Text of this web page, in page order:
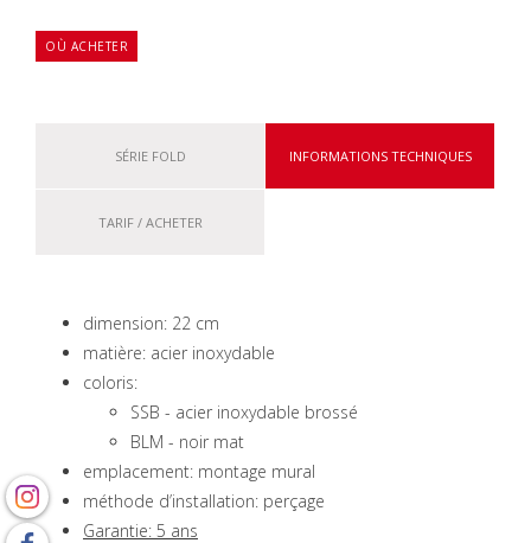
OÙ ACHETER
SÉRIE FOLD INFORMATIONS TECHNIQUES
TARIF / ACHETER
dimension: 22 cm
matière: acier inoxydable
coloris:
SSB - acier inoxydable brossé
BLM - noir mat
emplacement: montage mural
méthode d’installation: perçage
Garantie: 5 ans